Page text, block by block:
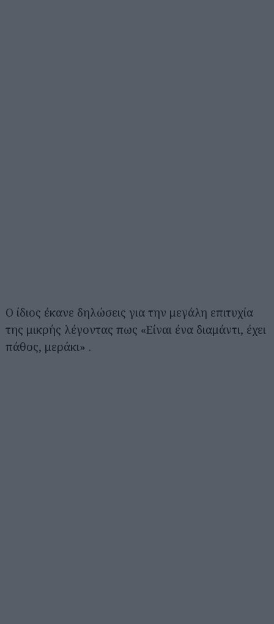
Ο ίδιος έκανε δηλώσεις για την μεγάλη επιτυχία
της μικρής λέγοντας πως «Είναι ένα διαμάντι, έχει
πάθος, μεράκι» .